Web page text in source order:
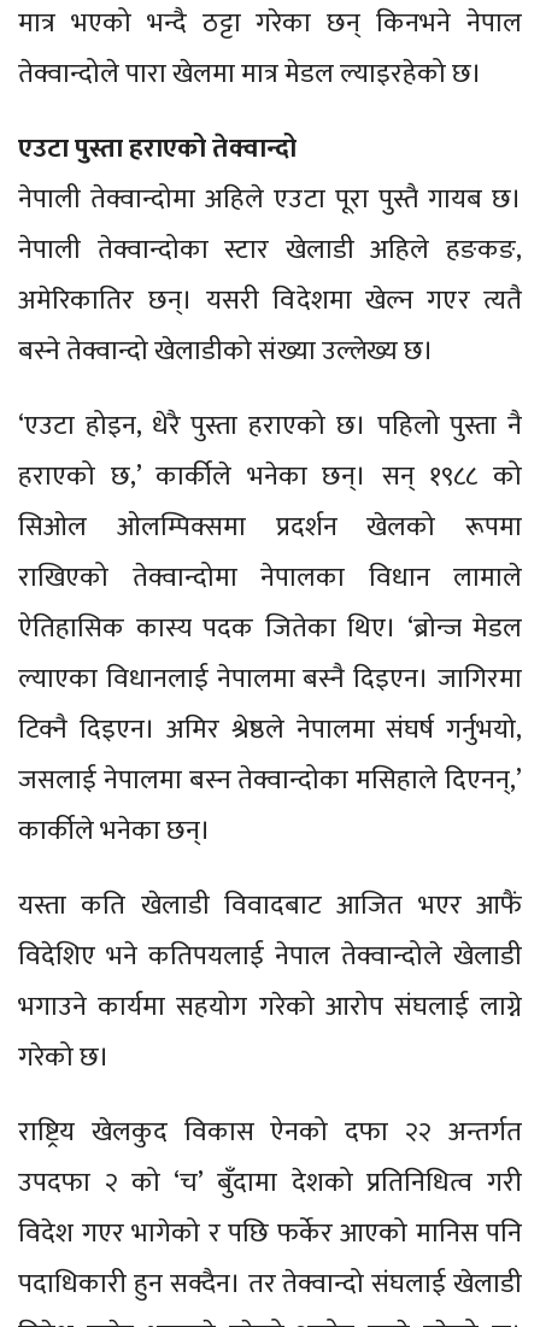
मात्र भएको भन्दै ठट्टा गरेका छन् किनभने नेपाल
तेक्वान्दोले पारा खेलमा मात्र मेडल ल्याइरहेको छ।
एउटा पुस्ता हराएको तेक्वान्दो
नेपाली तेक्वान्दोमा अहिले एउटा पूरा पुस्तै गायब छ।
नेपाली तेक्वान्दोका स्टार खेलाडी अहिले हङकङ,
अमेरिकातिर छन्। यसरी विदेशमा खेल्न गएर त्यतै
बस्ने तेक्वान्दो खेलाडीको संख्या उल्लेख्य छ।
‘एउटा होइन, धेरै पुस्ता हराएको छ। पहिलो पुस्ता नै
हराएको छ,’ कार्कीले भनेका छन्। सन् १९८८ को
सिओल ओलम्पिक्समा प्रदर्शन खेलको रूपमा
राखिएको तेक्वान्दोमा नेपालका विधान लामाले
ऐतिहासिक कास्य पदक जितेका थिए। ‘ब्रोन्ज मेडल
ल्याएका विधानलाई नेपालमा बस्नै दिइएन। जागिरमा
टिक्नै दिइएन। अमिर श्रेष्ठले नेपालमा संघर्ष गर्नुभयो,
जसलाई नेपालमा बस्न तेक्वान्दोका मसिहाले दिएनन्,’
कार्कीले भनेका छन्।
यस्ता कति खेलाडी विवादबाट आजित भएर आफैं
विदेशिए भने कतिपयलाई नेपाल तेक्वान्दोले खेलाडी
भगाउने कार्यमा सहयोग गरेको आरोप संघलाई लाग्ने
गरेको छ।
राष्ट्रिय खेलकुद विकास ऐनको दफा २२ अन्तर्गत
उपदफा २ को ‘च’ बुँदामा देशको प्रतिनिधित्व गरी
विदेश गएर भागेको र पछि फर्केर आएको मानिस पनि
पदाधिकारी हुन सक्दैन। तर तेक्वान्दो संघलाई खेलाडी